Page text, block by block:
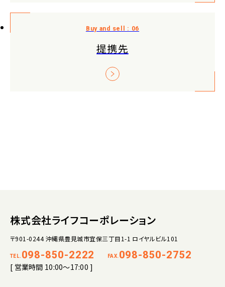
提携先
株式会社ライフコーポレーション
〒901-0244 沖縄県豊見城市宜保三丁目1-1 ロイヤルビル101
TEL. 098-850-2222 FAX. 098-850-2752
[ 営業時間 10:00～17:00 ]